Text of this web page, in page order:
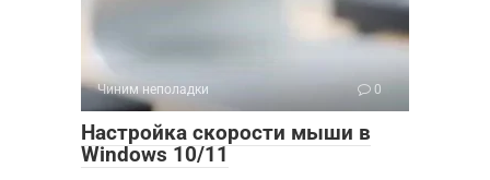
Чиним неполадки 0
Настройка скорости мыши в
Windows 10/11